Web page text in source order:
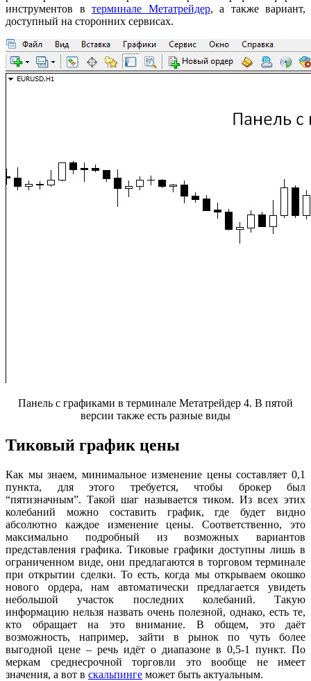
инструментов в терминале Метатрейдер, а также вариант,
доступный на сторонних сервисах.
Панель с графиками в терминале Метатрейдер 4. В пятой
версии также есть разные виды
Тиковый график цены
Как мы знаем, минимальное изменение цены составляет 0,1
пункта, для этого требуется, чтобы брокер был
“пятизначным”. Такой шаг называется тиком. Из всех этих
колебаний можно составить график, где будет видно
абсолютно каждое изменение цены. Соответственно, это
максимально подробный из возможных вариантов
представления графика. Тиковые графики доступны лишь в
ограниченном виде, они предлагаются в торговом терминале
при открытии сделки. То есть, когда мы открываем окошко
нового ордера, нам автоматически предлагается увидеть
небольшой участок последних колебаний. Такую
информацию нельзя назвать очень полезной, однако, есть те,
кто обращает на это внимание. В общем, это даёт
возможность, например, зайти в рынок по чуть более
выгодной цене – речь идёт о диапазоне в 0,5-1 пункт. По
меркам среднесрочной торговли это вообще не имеет
значения, а вот в скальпинге может быть актуальным.